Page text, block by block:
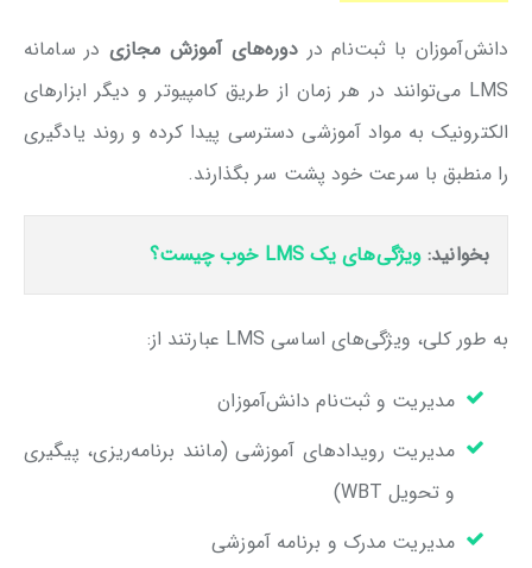
دانش‌آموزان با ثبت‌نام در دوره‌های آموزش مجازی در سامانه
LMS می‌توانند در هر زمان از طریق کامپیوتر و دیگر ابزارهای
الکترونیک به مواد آموزشی دسترسی پیدا کرده و روند یادگیری
را منطبق با سرعت خود پشت سر بگذارند.
بخوانید: ویژگی‌های یک LMS خوب چیست؟
به طور کلی، ویژگی‌های اساسی LMS عبارتند از:
مدیریت و ثبت‌نام دانش‌آموزان
مدیریت رویدادهای آموزشی (مانند برنامه‌ریزی، پیگیری
و تحویل WBT)
مدیریت مدرک و برنامه آموزشی